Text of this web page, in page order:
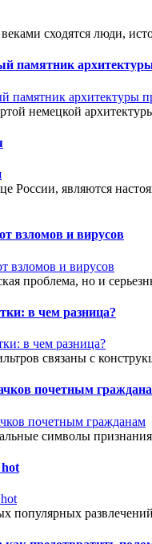
сходятся люди,
памятник
немецкой
России, являются
взломов и вирусов
проблема, но и
в чем разница?
связаны с
почетным
символы
популярных